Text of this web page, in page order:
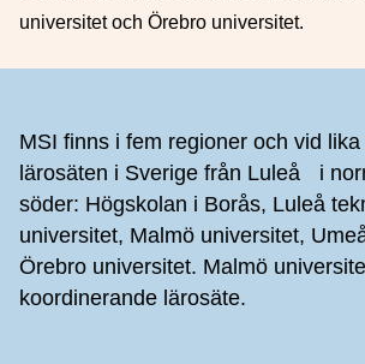
universitet och Örebro universitet.
MSI finns i fem regioner och vid
lärosäten i Sverige från Luleå i
söder: Högskolan i Borås, Luleå
universitet, Malmö universitet,
Örebro universitet. Malmö
koordinerande lärosäte.